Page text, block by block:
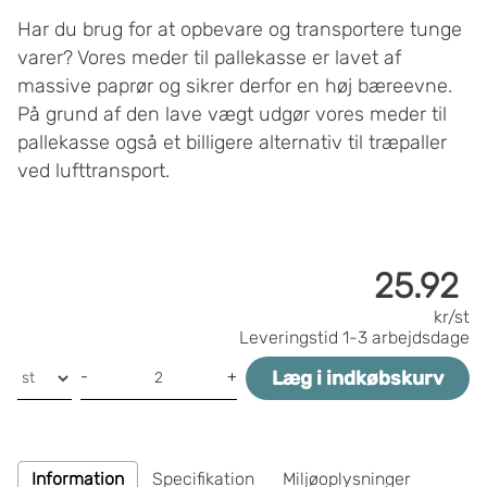
Har du brug for at opbevare og transportere tunge
varer? Vores meder til pallekasse er lavet af
massive paprør og sikrer derfor en høj bæreevne.
På grund af den lave vægt udgør vores meder til
pallekasse også et billigere alternativ til træpaller
ved lufttransport.
25.92
kr/st
Leveringstid 1-3 arbejdsdage
- + Læg i indkøbskurv
Information Specifikation Miljøoplysninger